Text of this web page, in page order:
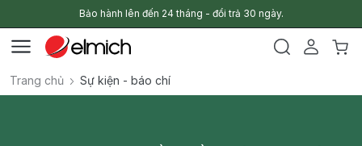
Bảo hành lên đến 24 tháng - đổi trả 30 ngày.
Trang chủ Sự kiện - báo chí